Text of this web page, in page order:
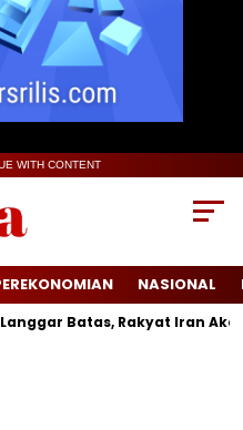
WITH CONTENT
NASIONAL
Batas, Rakyat Iran Akan